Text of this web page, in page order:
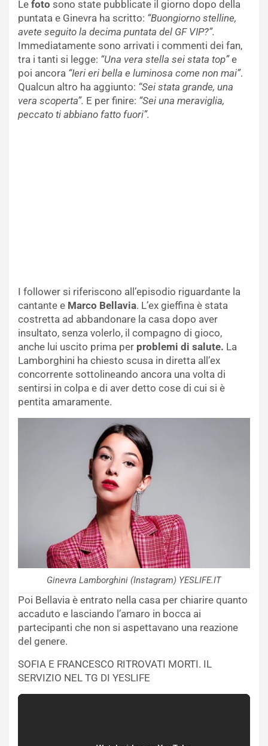
Le foto sono state pubblicate il giorno dopo della
puntata e Ginevra ha scritto: “Buongiorno stelline,
avete seguito la decima puntata del GF VIP?”.
Immediatamente sono arrivati i commenti dei fan,
tra i tanti si legge: “Una vera stella sei stata top”e
poi ancora “Ieri eri bella e luminosa come non mai”.
Qualcun altro ha aggiunto: “Sei stata grande, una
vera scoperta”. E per finire: “Sei una meraviglia,
peccato ti abbiano fatto fuori”.
I follower si riferiscono all’episodio riguardante la
cantante e Marco Bellavia. L’ex gieffina è stata
costretta ad abbandonare la casa dopo aver
insultato, senza volerlo, il compagno di gioco,
anche lui uscito prima per problemi di salute. La
Lamborghini ha chiesto scusa in diretta all’ex
concorrente sottolineando ancora una volta di
sentirsi in colpa e di aver detto cose di cui si è
pentita amaramente.
Ginevra Lamborghini (Instagram) YESLIFE.IT
Poi Bellavia è entrato nella casa per chiarire quanto
accaduto e lasciando l’amaro in bocca ai
partecipanti che non si aspettavano una reazione
del genere.
SOFIA E FRANCESCO RITROVATI MORTI. IL
SERVIZIO NEL TG DI YESLIFE